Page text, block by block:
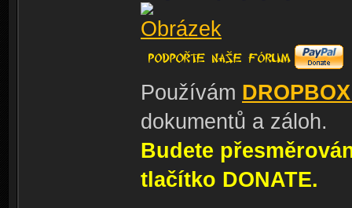
Používám
dokumentů a záloh.
Budete
tlačítko DONATE.